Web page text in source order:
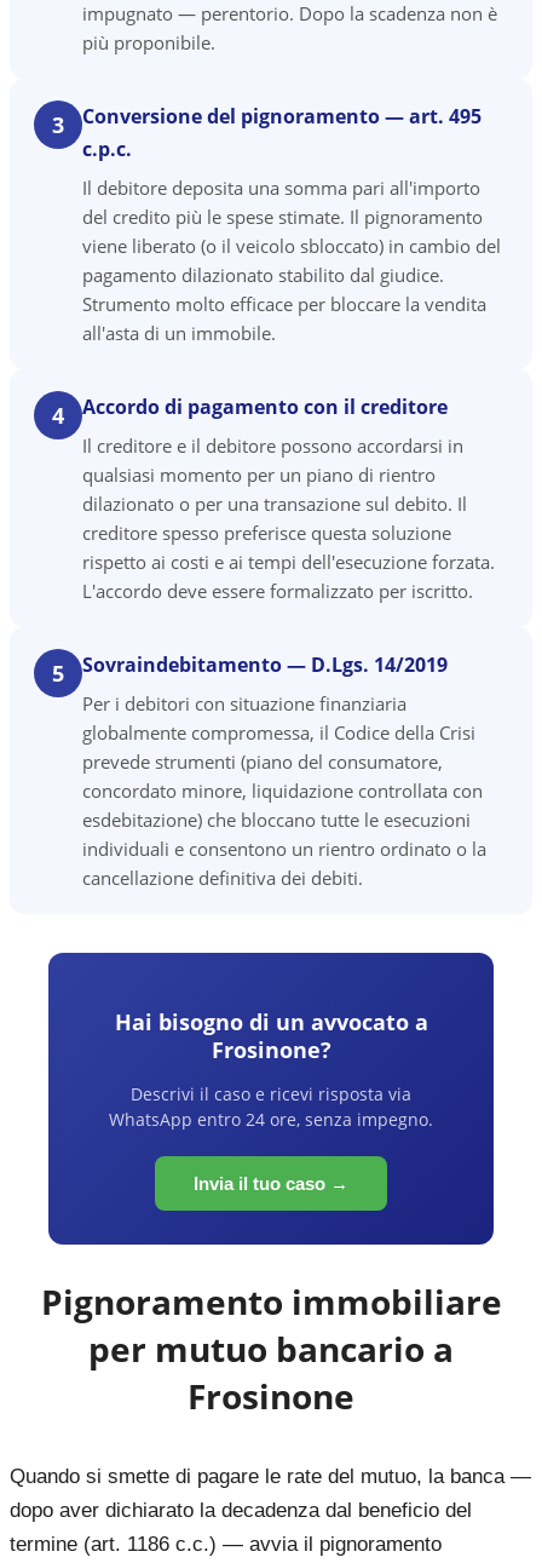
impugnato — perentorio. Dopo la scadenza non è
più proponibile.
3
Conversione del pignoramento — art. 495
c.p.c.
Il debitore deposita una somma pari all'importo
del credito più le spese stimate. Il pignoramento
viene liberato (o il veicolo sbloccato) in cambio del
pagamento dilazionato stabilito dal giudice.
Strumento molto efficace per bloccare la vendita
all'asta di un immobile.
4 Accordo di pagamento con il creditore
Il creditore e il debitore possono accordarsi in
qualsiasi momento per un piano di rientro
dilazionato o per una transazione sul debito. Il
creditore spesso preferisce questa soluzione
rispetto ai costi e ai tempi dell'esecuzione forzata.
L'accordo deve essere formalizzato per iscritto.
5 Sovraindebitamento — D.Lgs. 14/2019
Per i debitori con situazione finanziaria
globalmente compromessa, il Codice della Crisi
prevede strumenti (piano del consumatore,
concordato minore, liquidazione controllata con
esdebitazione) che bloccano tutte le esecuzioni
individuali e consentono un rientro ordinato o la
cancellazione definitiva dei debiti.
Hai bisogno di un avvocato a
Frosinone?
Descrivi il caso e ricevi risposta via
WhatsApp entro 24 ore, senza impegno.
Invia il tuo caso →
Pignoramento immobiliare
per mutuo bancario a
Frosinone
Quando si smette di pagare le rate del mutuo, la banca —
dopo aver dichiarato la decadenza dal beneficio del
termine (art. 1186 c.c.) — avvia il pignoramento